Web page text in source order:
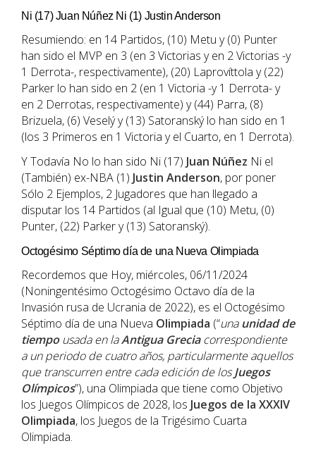
Ni (17) Juan Núñez Ni (1) Justin Anderson
Resumiendo: en 14 Partidos, (10) Metu y (0) Punter
han sido el MVP en 3 (en 3 Victorias y en 2 Victorias -y
1 Derrota-, respectivamente), (20) Laprovíttola y (22)
Parker lo han sido en 2 (en 1 Victoria -y 1 Derrota- y
en 2 Derrotas, respectivamente) y (44) Parra, (8)
Brizuela, (6) Veselý y (13) Satoranský lo han sido en 1
(los 3 Primeros en 1 Victoria y el Cuarto, en 1 Derrota).
Y Todavía No lo han sido Ni (17) Juan Núñez Ni el
(También) ex-NBA (1) Justin Anderson, por poner
Sólo 2 Ejemplos, 2 Jugadores que han llegado a
disputar los 14 Partidos (al Igual que (10) Metu, (0)
Punter, (22) Parker y (13) Satoranský).
Octogésimo Séptimo día de una Nueva Olimpiada
Recordemos que Hoy, miércoles, 06/11/2024
(Noningentésimo Octogésimo Octavo día de la
Invasión rusa de Ucrania de 2022), es el Octogésimo
Séptimo día de una Nueva Olimpiada (“unaunidad de
tiempousada en laAntigua Greciacorrespondiente
a un periodo de cuatro años, particularmente aquellos
que transcurren entre cada edición de losJuegos
Olímpicos”), una Olimpiada que tiene como Objetivo
los Juegos Olímpicos de 2028, los Juegos de la XXXIV
Olimpiada, los Juegos de la Trigésimo Cuarta
Olimpiada.